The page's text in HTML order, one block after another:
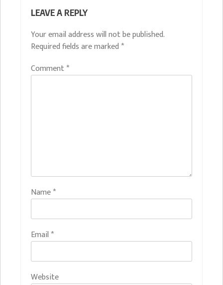
LEAVE A REPLY
Your email address will not be published.
Required fields are marked *
Comment*
Name*
Email *
Website